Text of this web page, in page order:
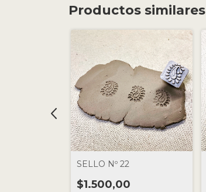
Productos similares
SELLO Nº 22
$1.500,00